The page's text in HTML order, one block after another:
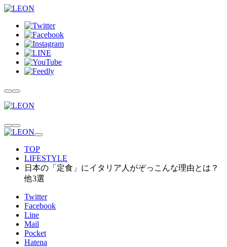
TOP
LIFESTYLE
日本の「定食」にイタリア人がぞっこんな理由とは？
他3選
Twitter
Facebook
Line
Mail
Pocket
Hatena